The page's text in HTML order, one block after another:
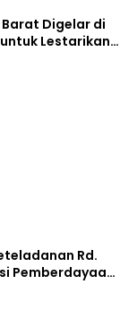
Digelar di
Lestarikan
Rd.
Pemberdayaan